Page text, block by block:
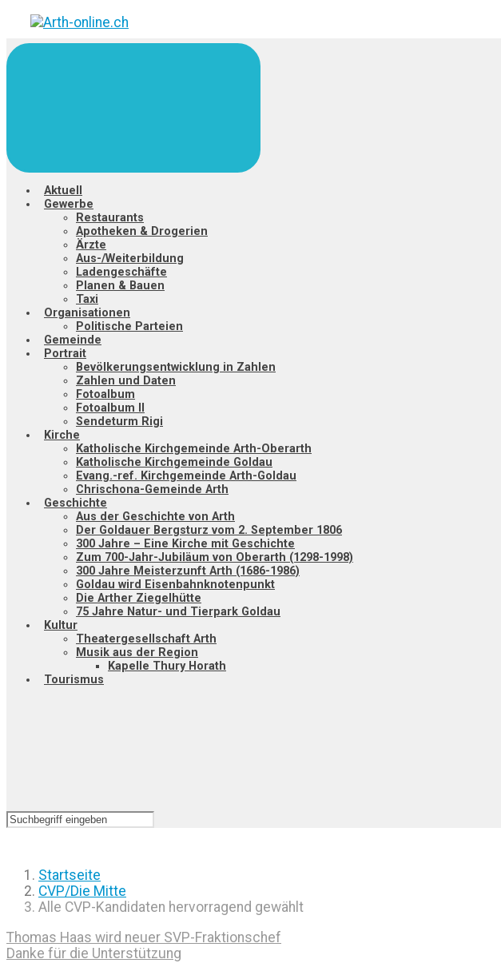
Zum
Hauptinhalt
springen
Aktuell
Gewerbe
Restaurants
Apotheken & Drogerien
Ärzte
Aus-/Weiterbildung
Ladengeschäfte
Planen & Bauen
Taxi
Organisationen
Politische Parteien
Gemeinde
Portrait
Bevölkerungsentwicklung in Zahlen
Zahlen und Daten
Fotoalbum
Fotoalbum II
Sendeturm Rigi
Kirche
Katholische Kirchgemeinde Arth-Oberarth
Katholische Kirchgemeinde Goldau
Evang.-ref. Kirchgemeinde Arth-Goldau
Chrischona-Gemeinde Arth
Geschichte
Aus der Geschichte von Arth
Der Goldauer Bergsturz vom 2. September 1806
300 Jahre – Eine Kirche mit Geschichte
Zum 700-Jahr-Jubiläum von Oberarth (1298-1998)
300 Jahre Meisterzunft Arth (1686-1986)
Goldau wird Eisenbahnknotenpunkt
Die Arther Ziegelhütte
75 Jahre Natur- und Tierpark Goldau
Kultur
Theatergesellschaft Arth
Musik aus der Region
Kapelle Thury Horath
Tourismus
Startseite
CVP/Die Mitte
Alle CVP-Kandidaten hervorragend gewählt
Thomas Haas wird neuer SVP-Fraktionschef
Danke für die Unterstützung